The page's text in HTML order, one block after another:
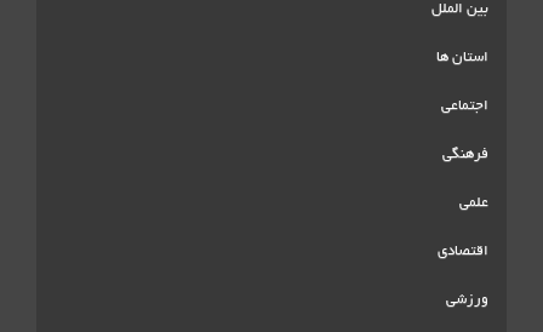
بین الملل
استان ها
اجتماعی
فرهنگی
علمی
اقتصادی
ورزشی